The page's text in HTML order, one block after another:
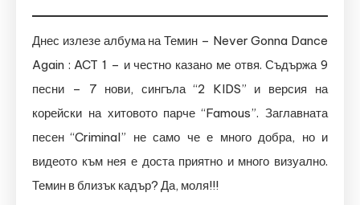
Днес излезе албума на Темин – Never Gonna Dance
Again : ACT 1 – и честно казано ме отвя. Съдържа 9
песни – 7 нови, сингъла “2 KIDS” и версия на
корейски на хитовото парче “Famous”. Заглавната
песен “Criminal” не само че е много добра, но и
видеото към нея е доста приятно и много визуално.
Темин в близък кадър? Да, моля!!!